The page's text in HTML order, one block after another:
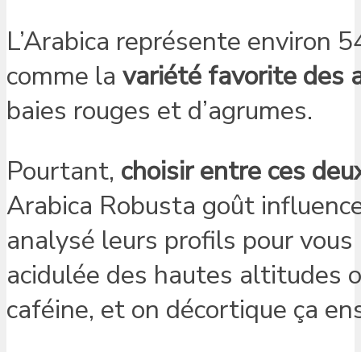
L’Arabica représente environ
comme la variété favorite des
baies rouges et d’agrumes.
Pourtant, choisir entre ces
Arabica Robusta goût
analysé leurs profils pour
acidulée des hautes altitudes
caféine, et on décortique ça